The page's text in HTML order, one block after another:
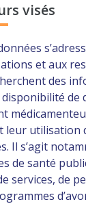
visés
et aux
des
leur utilisation
Il s’agit
de santé
services, de